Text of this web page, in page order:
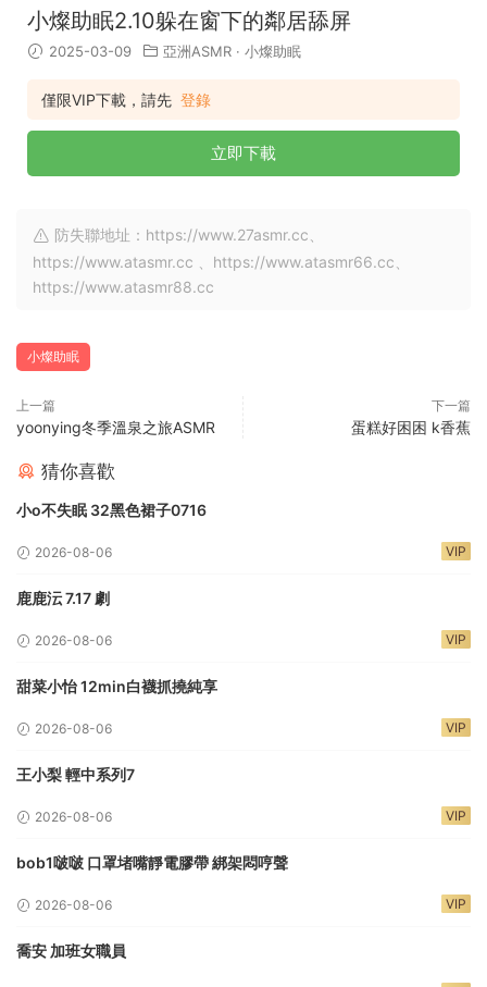
小燦助眠2.10躲在窗下的鄰居舔屏
2025-03-09 亞洲ASMR · 小燦助眠
僅限VIP下載，請先 登錄
立即下載
防失聯地址：https://www.27asmr.cc、
https://www.atasmr.cc 、https://www.atasmr66.cc、
https://www.atasmr88.cc
小燦助眠
上一篇
yoonying冬季溫泉之旅ASMR
下一篇
蛋糕好困困 k香蕉
猜你喜歡
小o不失眠 32黑色裙子0716
2026-08-06 VIP
鹿鹿沄 7.17 劇
2026-08-06 VIP
甜菜小怡 12min白襪抓撓純享
2026-08-06 VIP
王小梨 輕中系列7
2026-08-06 VIP
bob1啵啵 口罩堵嘴靜電膠帶 綁架悶哼聲
2026-08-06 VIP
喬安 加班女職員